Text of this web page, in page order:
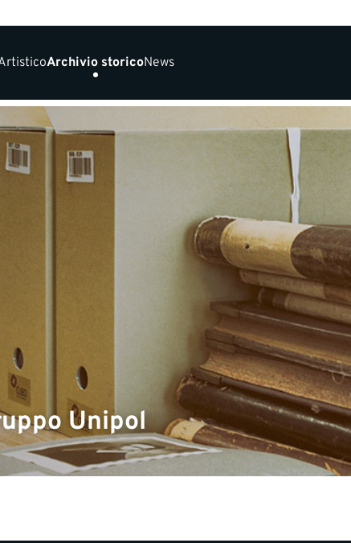
Archivio storicoNews
Unipol